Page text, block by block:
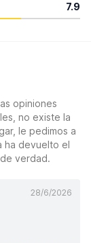
7.9
opiniones
no existe la
le pedimos a
ha devuelto el
verdad.
28/6/2026